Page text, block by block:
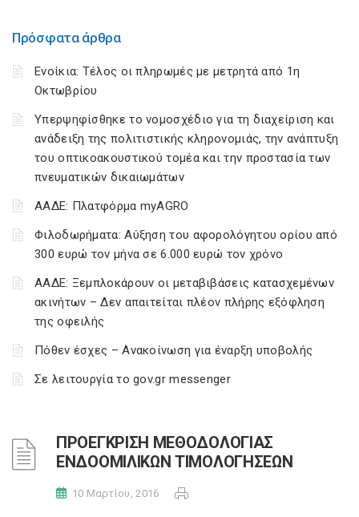
Πρόσφατα άρθρα
Ενοίκια: Τέλος οι πληρωμές με μετρητά από 1η
Οκτωβρίου
Υπερψηφίσθηκε το νομοσχέδιο για τη διαχείριση και
ανάδειξη της πολιτιστικής κληρονομιάς, την ανάπτυξη
του οπτικοακουστικού τομέα και την προστασία των
πνευματικών δικαιωμάτων
ΑΑΔΕ: Πλατφόρμα myAGRO
Φιλοδωρήματα: Αύξηση του αφορολόγητου ορίου από
300 ευρώ τον μήνα σε 6.000 ευρώ τον χρόνο
ΑΑΔΕ: Ξεμπλοκάρουν οι μεταβιβάσεις κατασχεμένων
ακινήτων – Δεν απαιτείται πλέον πλήρης εξόφληση
της οφειλής
Πόθεν έσχες – Ανακοίνωση για έναρξη υποβολής
Σε λειτουργία το gov.gr messenger
ΠΡΟΕΓΚΡΙΣΗ ΜΕΘΟΔΟΛΟΓΙΑΣ
ΕΝΔΟΟΜΙΛΙΚΩΝ ΤΙΜΟΛΟΓΗΣΕΩΝ
10 Μαρτίου, 2016